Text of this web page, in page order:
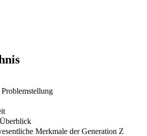
Merkmale der Generation Z